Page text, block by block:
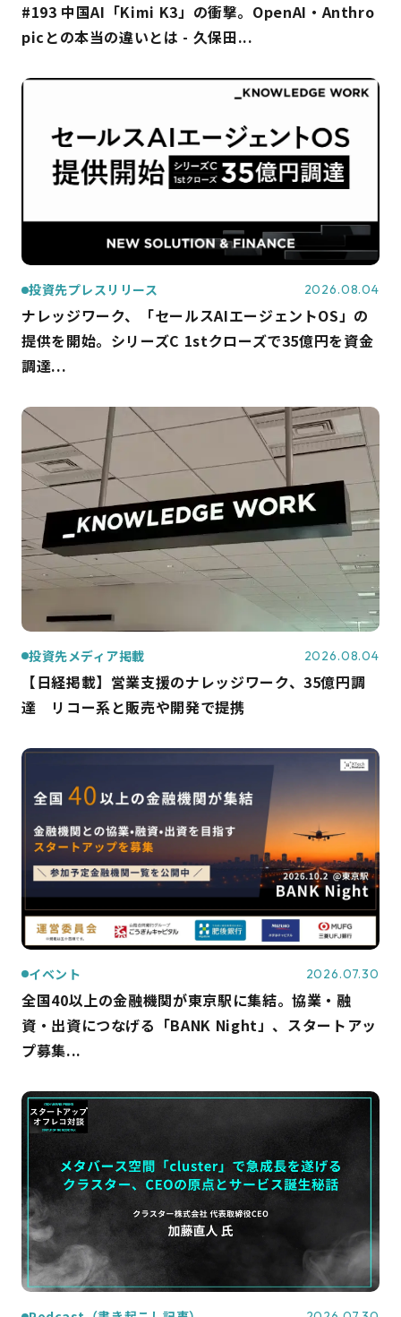
#193 中国AI「Kimi K3」の衝撃。OpenAI・Anthro
picとの本当の違いとは - 久保田...
投資先プレスリリース 2026.08.04
ナレッジワーク、「セールスAIエージェントOS」の
提供を開始。シリーズC 1stクローズで35億円を資金
調達...
投資先メディア掲載 2026.08.04
【日経掲載】営業支援のナレッジワーク、35億円調
達 リコー系と販売や開発で提携
イベント 2026.07.30
全国40以上の金融機関が東京駅に集結。協業・融
資・出資につなげる「BANK Night」、スタートアッ
プ募集...